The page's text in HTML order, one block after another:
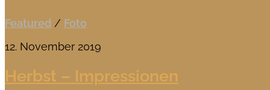
Featured / Foto
12. November 2019
Herbst – Impressionen